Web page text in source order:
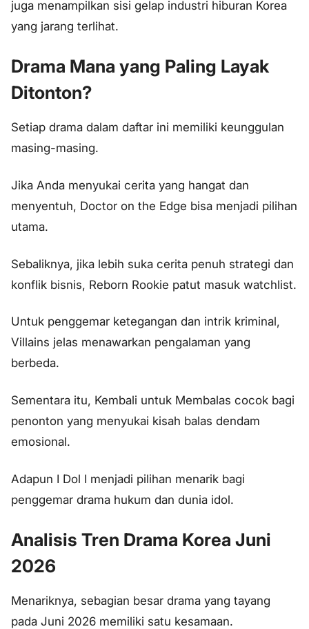
juga menampilkan sisi gelap industri hiburan Korea
yang jarang terlihat.
Drama Mana yang Paling Layak
Ditonton?
Setiap drama dalam daftar ini memiliki keunggulan
masing-masing.
Jika Anda menyukai cerita yang hangat dan
menyentuh, Doctor on the Edge bisa menjadi pilihan
utama.
Sebaliknya, jika lebih suka cerita penuh strategi dan
konflik bisnis, Reborn Rookie patut masuk watchlist.
Untuk penggemar ketegangan dan intrik kriminal,
Villains jelas menawarkan pengalaman yang
berbeda.
Sementara itu, Kembali untuk Membalas cocok bagi
penonton yang menyukai kisah balas dendam
emosional.
Adapun I Dol I menjadi pilihan menarik bagi
penggemar drama hukum dan dunia idol.
Analisis Tren Drama Korea Juni
2026
Menariknya, sebagian besar drama yang tayang
pada Juni 2026 memiliki satu kesamaan.